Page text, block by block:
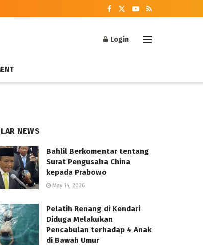
Login
NEWS
Bahlil Berkomentar tentang
Surat Pengusaha China
kepada Prabowo
May 14, 2026
Pelatih Renang di Kendari
Diduga Melakukan
Pencabulan terhadap 4 Anak
di Bawah Umur